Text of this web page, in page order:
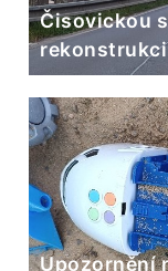
Čisovickou
rekonstrukci
Upozornění